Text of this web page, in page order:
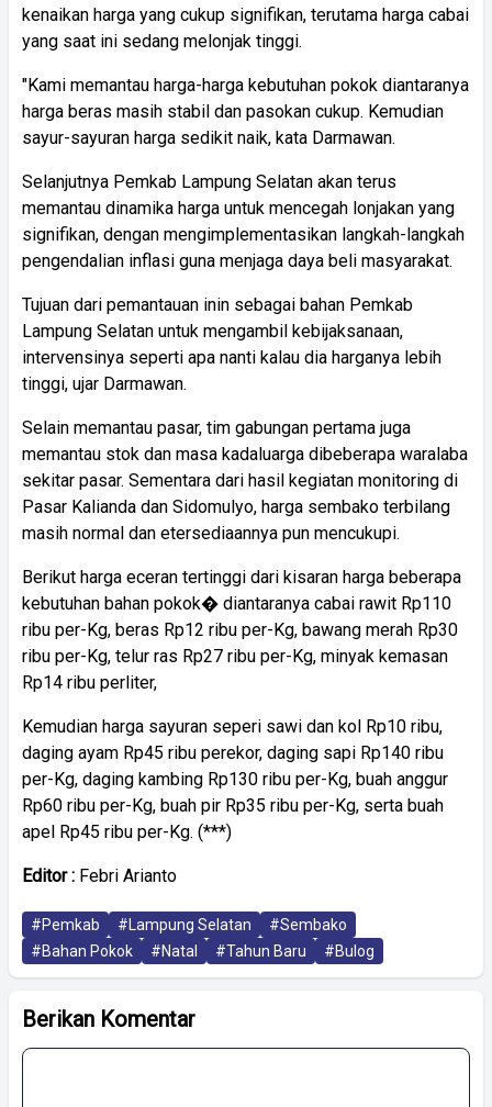
kenaikan harga yang cukup signifikan, terutama harga cabai
yang saat ini sedang melonjak tinggi.
"Kami memantau harga-harga kebutuhan pokok diantaranya
harga beras masih stabil dan pasokan cukup. Kemudian
sayur-sayuran harga sedikit naik, kata Darmawan.
Selanjutnya Pemkab Lampung Selatan akan terus
memantau dinamika harga untuk mencegah lonjakan yang
signifikan, dengan mengimplementasikan langkah-langkah
pengendalian inflasi guna menjaga daya beli masyarakat.
Tujuan dari pemantauan inin sebagai bahan Pemkab
Lampung Selatan untuk mengambil kebijaksanaan,
intervensinya seperti apa nanti kalau dia harganya lebih
tinggi, ujar Darmawan.
Selain memantau pasar, tim gabungan pertama juga
memantau stok dan masa kadaluarga dibeberapa waralaba
sekitar pasar. Sementara dari hasil kegiatan monitoring di
Pasar Kalianda dan Sidomulyo, harga sembako terbilang
masih normal dan etersediaannya pun mencukupi.
Berikut harga eceran tertinggi dari kisaran harga beberapa
kebutuhan bahan pokok� diantaranya cabai rawit Rp110
ribu per-Kg, beras Rp12 ribu per-Kg, bawang merah Rp30
ribu per-Kg, telur ras Rp27 ribu per-Kg, minyak kemasan
Rp14 ribu perliter,
Kemudian harga sayuran seperi sawi dan kol Rp10 ribu,
daging ayam Rp45 ribu perekor, daging sapi Rp140 ribu
per-Kg, daging kambing Rp130 ribu per-Kg, buah anggur
Rp60 ribu per-Kg, buah pir Rp35 ribu per-Kg, serta buah
apel Rp45 ribu per-Kg. (***)
Editor : Febri Arianto
#Pemkab #Lampung Selatan
#Sembako
#Bahan Pokok
#Natal #Tahun Baru #Bulog
Berikan Komentar